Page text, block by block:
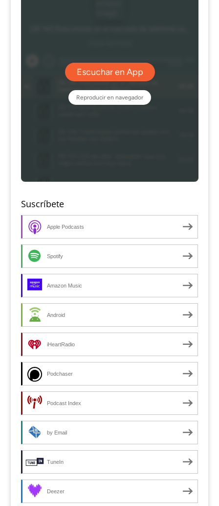
Suscríbete
Apple Podcasts
Spotify
Amazon Music
Android
iHeartRadio
Podchaser
Podcast Index
by Email
TuneIn
Deezer